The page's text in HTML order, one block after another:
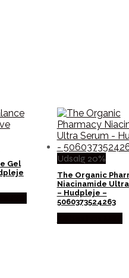
Gel
Udsalg 20%
The Organic
Niacinamide
– Hudpleje –
5060373524263